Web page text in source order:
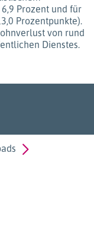
Prozent und für
Prozentpunkte).
von rund
Dienstes.